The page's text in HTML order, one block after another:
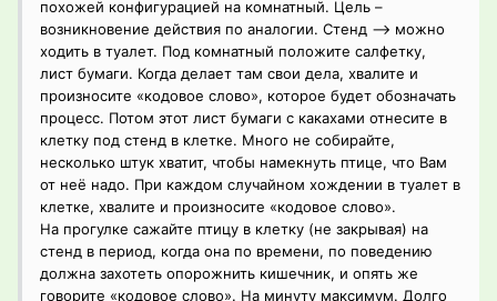
похожей конфигурацией на комнатный. Цель –
возникновение действия по аналогии. Стенд --> можно
ходить в туалет. Под комнатный положите салфетку,
лист бумаги. Когда делает там свои дела, хвалите и
произносите «кодовое слово», которое будет обозначать
процесс. Потом этот лист бумаги с какахами отнесите в
клетку под стенд в клетке. Много не собирайте,
несколько штук хватит, чтобы намекнуть птице, что Вам
от неё надо. При каждом случайном хождении в туалет в
клетке, хвалите и произносите «кодовое слово».
На прогулке сажайте птицу в клетку (не закрывая) на
стенд в период, когда она по времени, по поведению
должна захотеть опорожнить кишечник, и опять же
говорите «кодовое слово». На минуту максимум. Долго